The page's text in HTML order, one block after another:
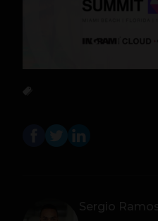
Sergio Ramos